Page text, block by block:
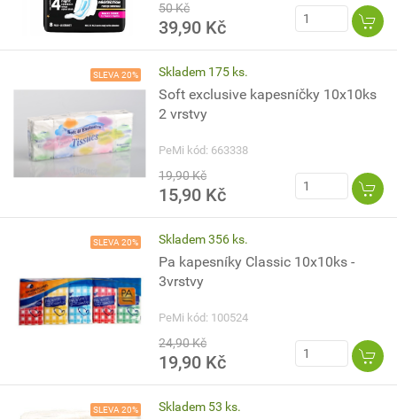
50 Kč
39,90 Kč
SLEVA 20% Skladem 175 ks.
Soft exclusive kapesníčky 10x10ks
2 vrstvy
PeMi kód: 663338
19,90 Kč
15,90 Kč
SLEVA 20% Skladem 356 ks.
Pa kapesníky Classic 10x10ks -
3vrstvy
PeMi kód: 100524
24,90 Kč
19,90 Kč
SLEVA 20% Skladem 53 ks.